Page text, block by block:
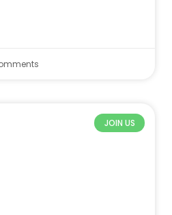
JOIN US